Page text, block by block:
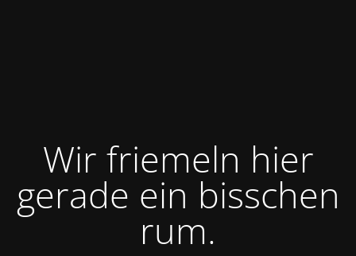
Wir friemeln hier
gerade ein bisschen
rum.